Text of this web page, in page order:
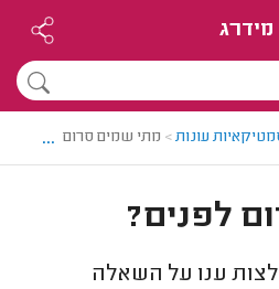
מידרג
עונות> מתי שמים סרום לפנים?
...
לפנים?
ענו על השאלה